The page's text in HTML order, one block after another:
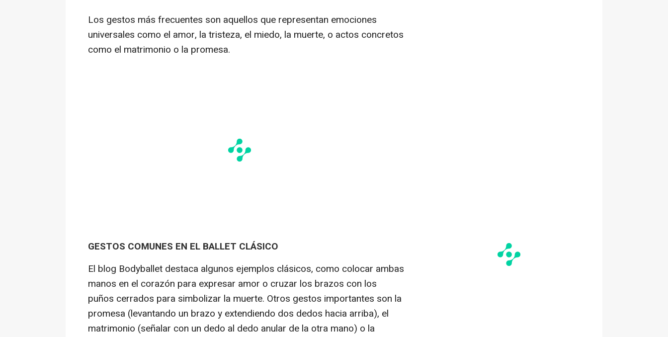
Los gestos más frecuentes son aquellos que representan emociones
universales como el amor, la tristeza, el miedo, la muerte, o actos concretos
como el matrimonio o la promesa.
GESTOS COMUNES EN EL BALLET CLÁSICO
El blog Bodyballet destaca algunos ejemplos clásicos, como colocar ambas
manos en el corazón para expresar amor o cruzar los brazos con los
puños cerrados para simbolizar la muerte. Otros gestos importantes son la
promesa (levantando un brazo y extendiendo dos dedos hacia arriba), el
matrimonio (señalar con un dedo al dedo anular de la otra mano) o la